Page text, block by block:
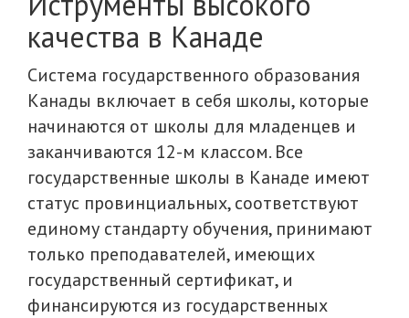
качества в Канаде
Система государственного образования
Канады включает в себя школы, которые
начинаются от школы для младенцев и
заканчиваются 12-м классом. Все
государственные школы в Канаде имеют
статус провинциальных, соответствуют
единому стандарту обучения, принимают
только преподавателей, имеющих
государственный сертификат, и
финансируются из государственных